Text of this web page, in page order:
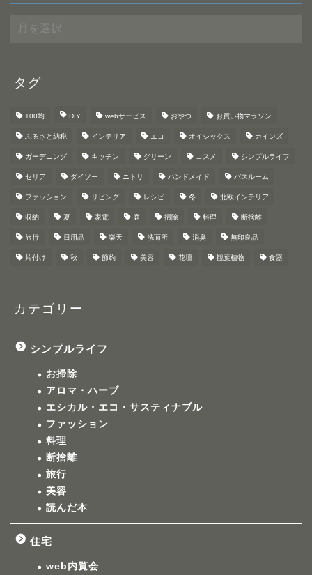
ー
ブ
タグ
100均 DIY webサービス おやつ お買い物マラソン
ふるさと納税 インテリア エコ オイシックス カインズ
ガーデニング キッチン グリーン コスメ シンプルライフ
セリア ダイソー ニトリ ハンドメイド バスルーム
ファッション リビング レシピ 冬 北欧インテリア
収納 夏 家電 庭 掃除 料理 断捨離
旅行 日用品 楽天 洗面所 消臭 無印良品
片付け 秋 節約 美容 花壇 観葉植物 食器
カテゴリー
シンプルライフ
お掃除
アロマ・ハーブ
エシカル・エコ・サスティナブル
ファッション
料理
断捨離
旅行
美容
読んだ本
住宅
web内覧会